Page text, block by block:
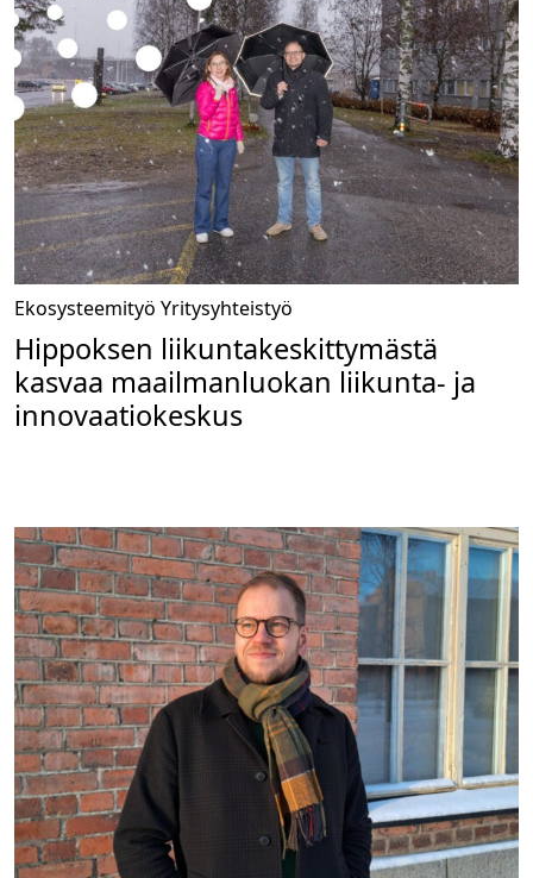
Ekosysteemityö Yritysyhteistyö
Hippoksen liikuntakeskittymästä
kasvaa maailmanluokan liikunta- ja
innovaatiokeskus